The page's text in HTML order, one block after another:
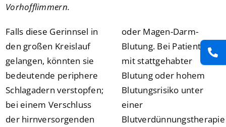
Vorhofflimmern.
Falls diese Gerinnsel in
den großen Kreislauf
gelangen, könnten sie
bedeutende periphere
Schlagadern verstopfen;
bei einem Verschluss
der hirnversorgenden
oder Magen-Darm-
Blutung. Bei Patienten
mit stattgehabter
Blutung oder hohem
Blutungsrisiko unter
einer
Blutverdünnungstherapie